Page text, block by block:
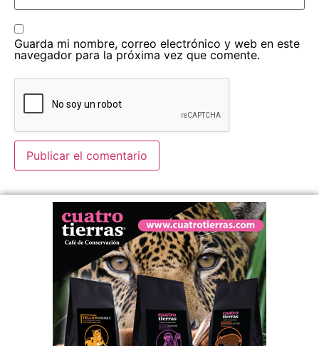
Guarda mi nombre, correo electrónico y web en este
navegador para la próxima vez que comente.